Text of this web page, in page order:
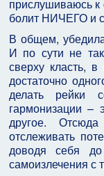
прислушиваюсь
болит НИЧЕГО и
В общем,
И по сути не
сверху класть,
достаточно
делать рейки
гармонизации –
другое.
отслеживать
доводя себя до
самоизлечения с